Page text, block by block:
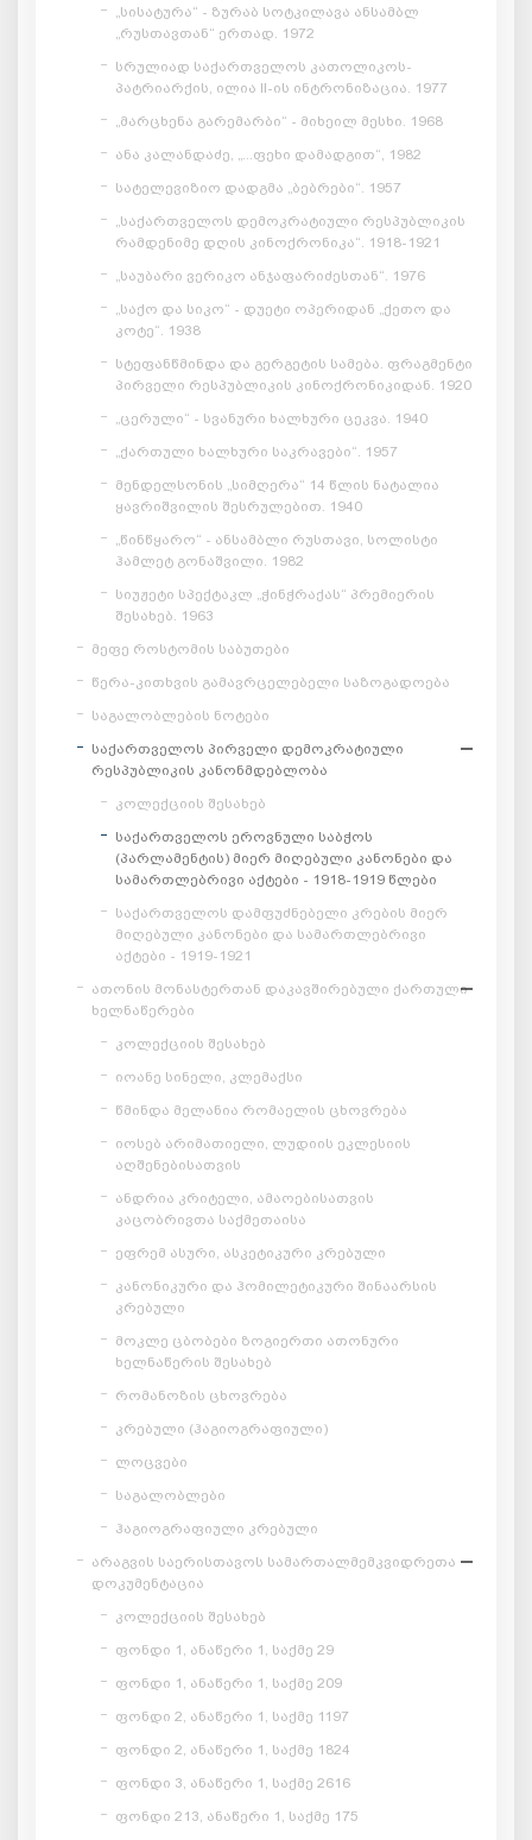
„სისატურა“ - ზურაბ სოტკილავა ანსამბლ
„რუსთავთან“ ერთად. 1972
სრულიად საქართველოს კათოლიკოს-
პატრიარქის, ილია II-ის ინტრონიზაცია. 1977
„მარცხენა გარემარბი“ - მიხეილ მესხი. 1968
ანა კალანდაძე, „...ფეხი დამადგით“, 1982
სატელევიზიო დადგმა „ბებრები“. 1957
„საქართველოს დემოკრატიული რესპუბლიკის
რამდენიმე დღის კინოქრონიკა“. 1918-1921
„საუბარი ვერიკო ანჯაფარიძესთან“. 1976
„საქო და სიკო“ - დუეტი ოპერიდან „ქეთო და
კოტე“. 1938
სტეფანწმინდა და გერგეტის სამება. ფრაგმენტი
პირველი რესპუბლიკის კინოქრონიკიდან. 1920
„ცერული“ - სვანური ხალხური ცეკვა. 1940
„ქართული ხალხური საკრავები“. 1957
მენდელსონის „სიმღერა“ 14 წლის ნატალია
ყავრიშვილის შესრულებით. 1940
„წინწყარო“ - ანსამბლი რუსთავი, სოლისტი
ჰამლეტ გონაშვილი. 1982
სიუჟეტი სპექტაკლ „ჭინჭრაქას“ პრემიერის
შესახებ. 1963
მეფე როსტომის საბუთები
წერა-კითხვის გამავრცელებელი საზოგადოება
საგალობლების ნოტები
საქართველოს პირველი დემოკრატიული
რესპუბლიკის კანონმდებლობა
კოლექციის შესახებ
საქართველოს ეროვნული საბჭოს
(პარლამენტის) მიერ მიღებული კანონები და
სამართლებრივი აქტები - 1918-1919 წლები
საქართველოს დამფუძნებელი კრების მიერ
მიღებული კანონები და სამართლებრივი
აქტები - 1919-1921
ათონის მონასტერთან დაკავშირებული ქართული
ხელნაწერები
კოლექციის შესახებ
იოანე სინელი, კლემაქსი
წმინდა მელანია რომაელის ცხოვრება
იოსებ არიმათიელი, ლუდიის ეკლესიის
აღშენებისათვის
ანდრია კრიტელი, ამაოებისათვის
კაცობრივთა საქმეთაისა
ეფრემ ასური, ასკეტიკური კრებული
კანონიკური და ჰომილეტიკური შინაარსის
კრებული
მოკლე ცბობები ზოგიერთი ათონური
ხელნაწერის შესახებ
რომანოზის ცხოვრება
კრებული (ჰაგიოგრაფიული)
ლოცვები
საგალობლები
ჰაგიოგრაფიული კრებული
არაგვის საერისთავოს სამართალმემკვიდრეთა
დოკუმენტაცია
კოლექციის შესახებ
ფონდი 1, ანაწერი 1, საქმე 29
ფონდი 1, ანაწერი 1, საქმე 209
ფონდი 2, ანაწერი 1, საქმე 1197
ფონდი 2, ანაწერი 1, საქმე 1824
ფონდი 3, ანაწერი 1, საქმე 2616
ფონდი 213, ანაწერი 1, საქმე 175